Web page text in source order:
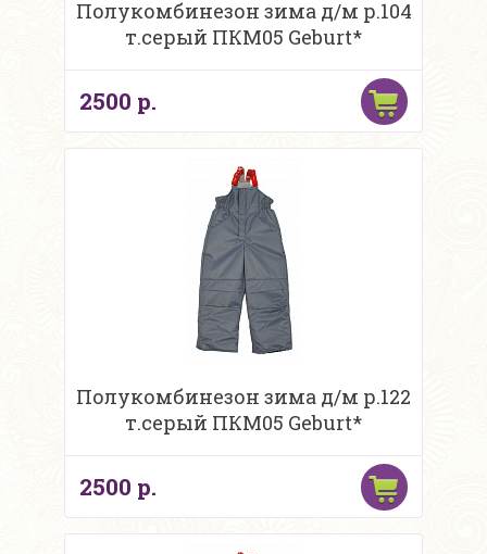
Полукомбинезон зима д/м р.104
т.серый ПКМ05 Geburt*
2500 р.
Полукомбинезон зима д/м р.122
т.серый ПКМ05 Geburt*
2500 р.